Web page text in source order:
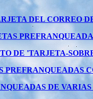
DEL CORREO
DE 'TARJETA-
DE